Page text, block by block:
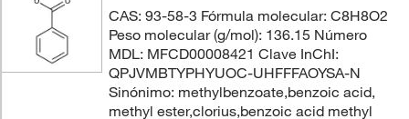
CAS: 93-58-3 Fórmula molecular: C8H8O2
Peso molecular (g/mol): 136.15 Número
MDL: MFCD00008421 Clave InChI:
QPJVMBTYPHYUOC-UHFFFAOYSA-N
Sinónimo: methylbenzoate,benzoic acid,
methyl ester,clorius,benzoic acid methyl